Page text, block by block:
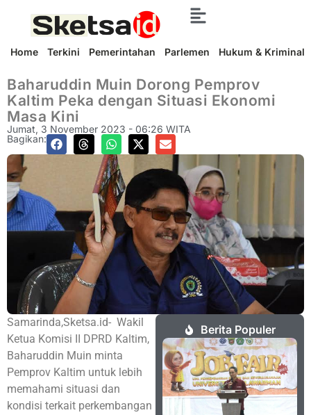
Home Terkini Pemerintahan Parlemen Hukum & Kriminal
Baharuddin Muin Dorong Pemprov
Kaltim Peka dengan Situasi Ekonomi
Masa Kini
Jumat, 3 November 2023 - 06:26 WITA
Bagikan:
Samarinda,Sketsa.id- Wakil
Ketua Komisi II DPRD Kaltim,
Baharuddin Muin minta
Pemprov Kaltim untuk lebih
memahami situasi dan
kondisi terkait perkembangan
Berita Populer